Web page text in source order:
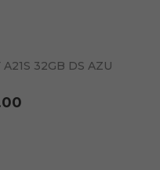
32GB DS AZU